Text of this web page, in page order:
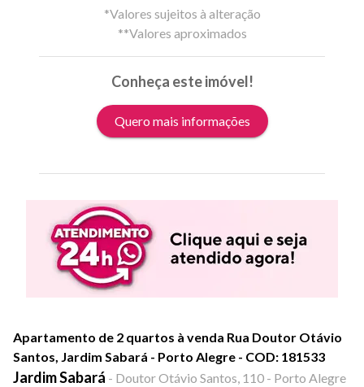
*Valores sujeitos à alteração
**Valores aproximados
Conheça este imóvel!
Quero mais informações
Apartamento de 2 quartos à venda Rua Doutor Otávio
Santos, Jardim Sabará - Porto Alegre - COD: 181533
Jardim Sabará - Doutor Otávio Santos, 110 - Porto Alegre